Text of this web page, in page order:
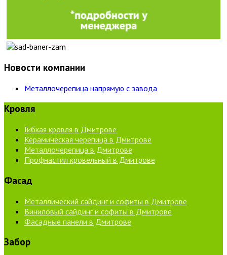
Новости компании
Металлочерепица напрямую с завода
Кровля
Гибкая кровля в Дмитрове
Керамическая черепица в Дмитрове
Металлочерепица в Дмитрове
Профнастил кровельный в Дмитрове
Фасад
Металлический сайдинг и софиты в Дмитрове
Виниловый сайдинг и софиты в Дмитрове
Фасадные панели в Дмитрове
Забор